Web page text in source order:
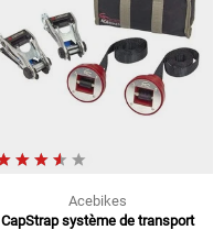
Acebikes
CapStrap système de transport